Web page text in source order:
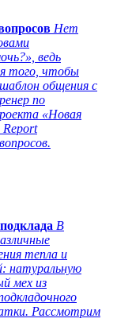
Нет
ведь
того, чтобы
общения с
по
«Новая
Report
В
тепла и
натуральную
мех из
Рассмотрим